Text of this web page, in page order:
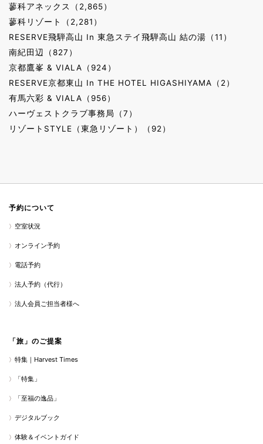
蓼科アネックス（2,865）
蓼科リゾート（2,281）
RESERVE飛騨高山 In 東急ステイ飛騨高山 結の湯（11）
南紀田辺（827）
京都鷹峯 & VIALA（924）
RESERVE京都東山 In THE HOTEL HIGASHIYAMA（2）
有馬六彩 & VIALA（956）
ハーヴェストクラブ事務局（7）
リゾートSTYLE（東急リゾート）（92）
予約について
空室状況
オンライン予約
電話予約
法人予約（代行）
法人会員ご担当者様へ
「旅」のご提案
特集｜Harvest Times
「特集」
「至福の逸品」
デジタルブック
体験＆イベントガイド